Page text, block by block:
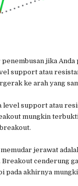
penembusan jika Anda
support atau
ke arah yang
level support atau
mungkin
jerawat
Breakout cenderung
pada akhirnya